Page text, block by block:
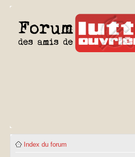
Index du forum